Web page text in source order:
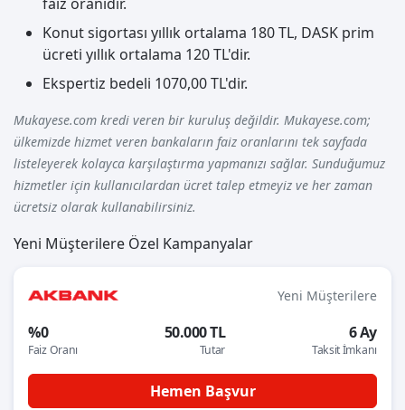
Konut sigortası yıllık ortalama 180 TL, DASK prim
ücreti yıllık ortalama 120 TL'dir.
Ekspertiz bedeli 1070,00 TL'dir.
Mukayese.com kredi veren bir kuruluş değildir. Mukayese.com;
ülkemizde hizmet veren bankaların faiz oranlarını tek sayfada
listeleyerek kolayca karşılaştırma yapmanızı sağlar. Sunduğumuz
hizmetler için kullanıcılardan ücret talep etmeyiz ve her zaman
ücretsiz olarak kullanabilirsiniz.
Yeni Müşterilere Özel Kampanyalar
Yeni Müşterilere
%0
Faiz Oranı
50.000 TL
Tutar
6 Ay
Taksit İmkanı
Hemen Başvur